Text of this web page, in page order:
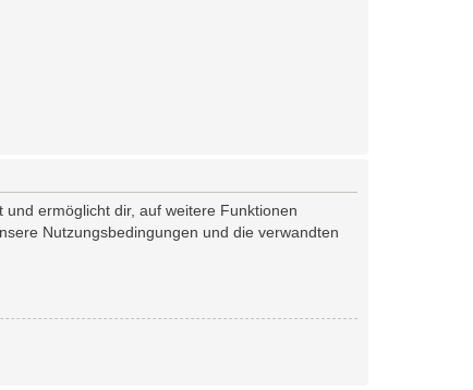
ermöglicht dir, auf weitere Funktionen
Nutzungsbedingungen und die verwandten